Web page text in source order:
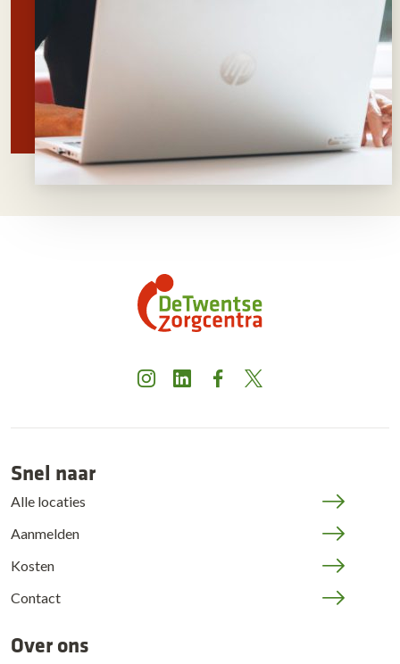
InstagramLinkedInFacebook
X
Snel naar
Alle locaties
Aanmelden
Kosten
Contact
Over ons